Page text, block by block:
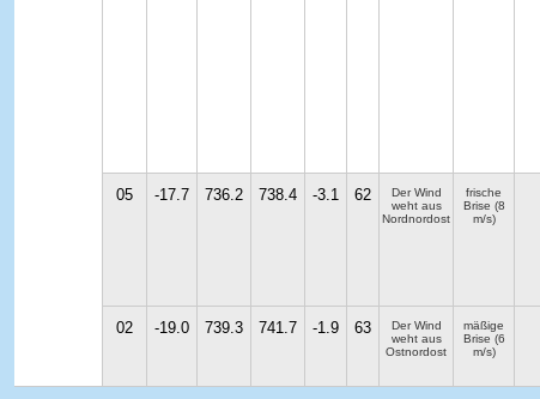
05 -17.7 736.2 738.4 -3.1 62
Der Wind
weht aus
Nordnordost
frische
Brise (8
m/s)
02 -19.0 739.3 741.7 -1.9 63
Der Wind
weht aus
Ostnordost
mäßige
Brise (6
m/s)